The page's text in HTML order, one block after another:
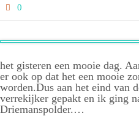
0
het gisteren een mooie dag.
er ook op dat het een mooie
worden.Dus aan het eind van
verrekijker gepakt en ik ging
Driemanspolder.…